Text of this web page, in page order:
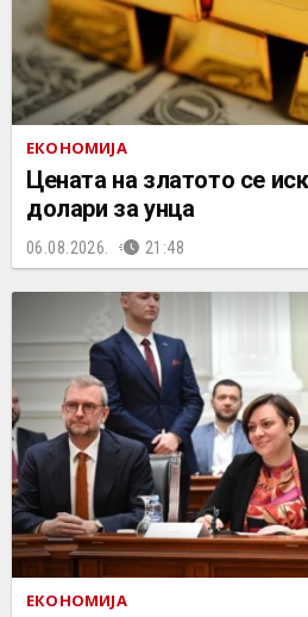
ЕКОНОМИЈА
Цената на златото се
долари за унца
06.08.2026. 21:48
ЕКОНОМИЈА